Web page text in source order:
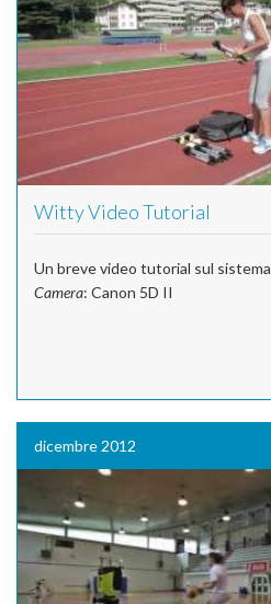
Witty Video Tutorial
Un breve video tutorial sul
Camera: Canon 5D II
dicembre 2012